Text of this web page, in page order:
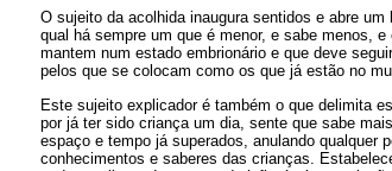
O sujeito da acolhida inaugura sentidos e abre
qual há sempre um que é menor, e sabe menos,
mantem num estado embrionário e que deve
pelos que se colocam como os que já estão no
Este sujeito explicador é também o que delimita
por já ter sido criança um dia, sente que sabe
espaço e tempo já superados, anulando qualquer
conhecimentos e saberes das crianças.